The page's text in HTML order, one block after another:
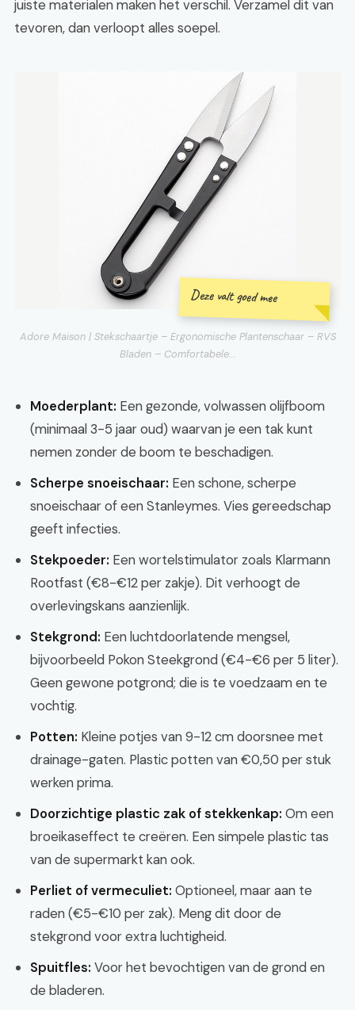
juiste materialen maken het verschil. Verzamel dit van
tevoren, dan verloopt alles soepel.
Deze valt goed mee
Adore Maison | Stekschaartje – Ergonomische Plantenschaar – RVS
Bladen – Comfortabele...
Moederplant: Een gezonde, volwassen olijfboom
(minimaal 3-5 jaar oud) waarvan je een tak kunt
nemen zonder de boom te beschadigen.
Scherpe snoeischaar: Een schone, scherpe
snoeischaar of een Stanleymes. Vies gereedschap
geeft infecties.
Stekpoeder: Een wortelstimulator zoals Klarmann
Rootfast (€8-€12 per zakje). Dit verhoogt de
overlevingskans aanzienlijk.
Stekgrond: Een luchtdoorlatende mengsel,
bijvoorbeeld Pokon Steekgrond (€4-€6 per 5 liter).
Geen gewone potgrond; die is te voedzaam en te
vochtig.
Potten: Kleine potjes van 9-12 cm doorsnee met
drainage-gaten. Plastic potten van €0,50 per stuk
werken prima.
Doorzichtige plastic zak of stekkenkap: Om een
broeikaseffect te creëren. Een simpele plastic tas
van de supermarkt kan ook.
Perliet of vermeculiet: Optioneel, maar aan te
raden (€5-€10 per zak). Meng dit door de
stekgrond voor extra luchtigheid.
Spuitfles: Voor het bevochtigen van de grond en
de bladeren.